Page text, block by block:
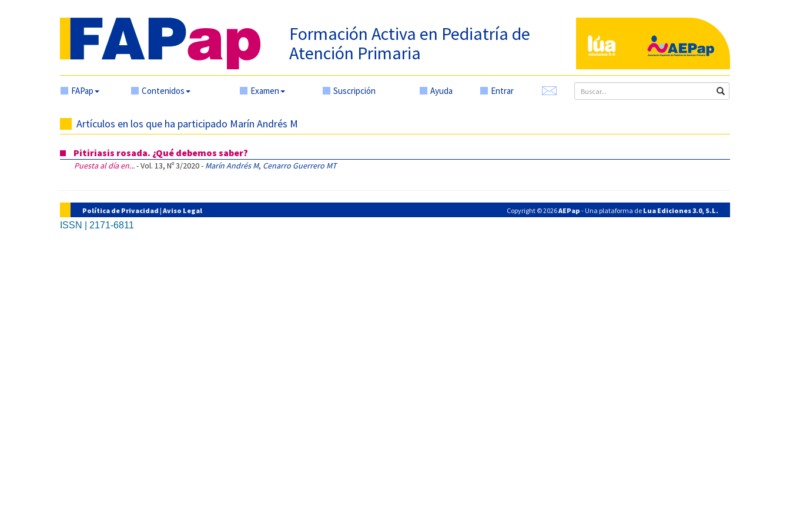
Formación Activa en Pediatría de
Atención Primaria
FAPap Contenidos Examen Suscripción Ayuda Entrar
Artículos en los que ha participado Marín Andrés M
Pitiriasis rosada. ¿Qué debemos saber?
Puesta al día en...- Vol. 13, Nº 3/2020 - Marín Andrés M, Cenarro Guerrero MT
Política de Privacidad | Aviso Legal Copyright © 2026AEPap - Una plataforma de Lua Ediciones 3.0, S.L.
ISSN | 2171-6811